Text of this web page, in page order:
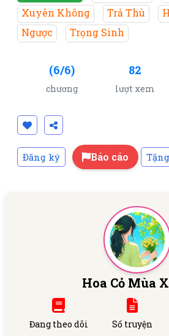
Xuyên Không
Trả Thù
Ngược
Trọng Sinh
(6/6)
chương
82
lượt xem
Đăng ký Báo cáo Tặng
Hoa Cỏ Mùa
Đang theo dõi
Số truyện